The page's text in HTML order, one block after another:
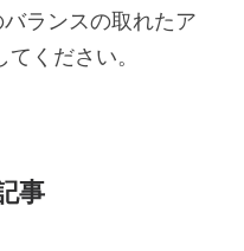
ランスの取れたア
ください。
事